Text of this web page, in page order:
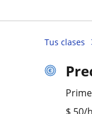
Tus clases